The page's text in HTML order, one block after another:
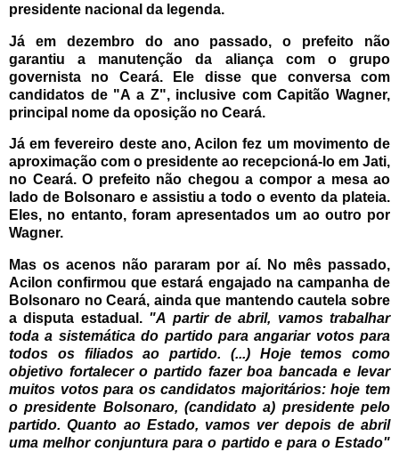
presidente nacional da legenda.
Já em dezembro do ano passado, o prefeito não
garantiu a manutenção da aliança com o grupo
governista no Ceará. Ele disse que conversa com
candidatos de "A a Z", inclusive com Capitão Wagner,
principal nome da oposição no Ceará.
Já em fevereiro deste ano, Acilon fez um movimento de
aproximação com o presidente ao recepcioná-lo em Jati,
no Ceará. O prefeito não chegou a compor a mesa ao
lado de Bolsonaro e assistiu a todo o evento da plateia.
Eles, no entanto, foram apresentados um ao outro por
Wagner.
Mas os acenos não pararam por aí. No mês passado,
Acilon confirmou que estará engajado na campanha de
Bolsonaro no Ceará, ainda que mantendo cautela sobre
a disputa estadual. "A partir de abril, vamos trabalhar
toda a sistemática do partido para angariar votos para
todos os filiados ao partido. (...) Hoje temos como
objetivo fortalecer o partido fazer boa bancada e levar
muitos votos para os candidatos majoritários: hoje tem
o presidente Bolsonaro, (candidato a) presidente pelo
partido. Quanto ao Estado, vamos ver depois de abril
uma melhor conjuntura para o partido e para o Estado"